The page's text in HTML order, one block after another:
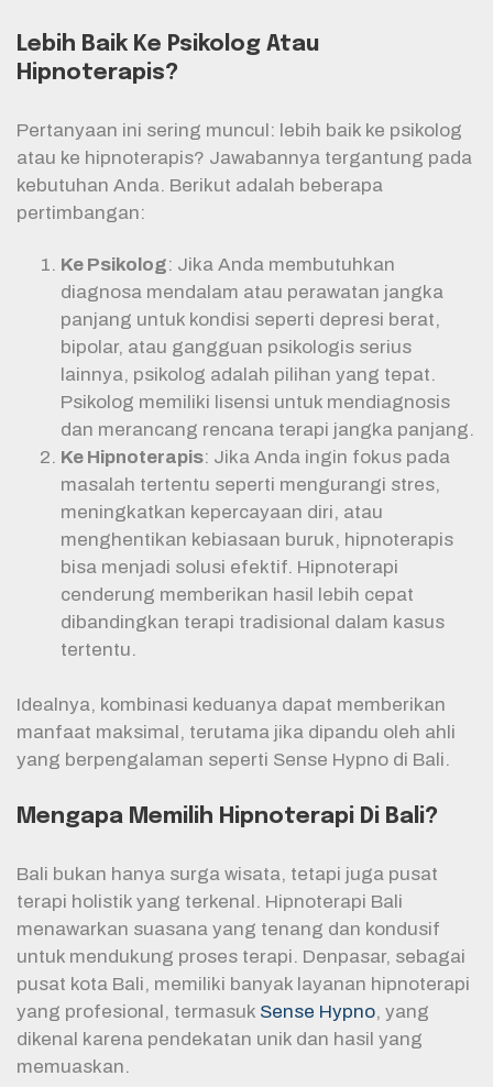
Lebih Baik Ke Psikolog Atau
Hipnoterapis?
Pertanyaan ini sering muncul: lebih baik ke psikolog
atau ke hipnoterapis? Jawabannya tergantung pada
kebutuhan Anda. Berikut adalah beberapa
pertimbangan:
Ke Psikolog: Jika Anda membutuhkan
diagnosa mendalam atau perawatan jangka
panjang untuk kondisi seperti depresi berat,
bipolar, atau gangguan psikologis serius
lainnya, psikolog adalah pilihan yang tepat.
Psikolog memiliki lisensi untuk mendiagnosis
dan merancang rencana terapi jangka panjang.
Ke Hipnoterapis: Jika Anda ingin fokus pada
masalah tertentu seperti mengurangi stres,
meningkatkan kepercayaan diri, atau
menghentikan kebiasaan buruk, hipnoterapis
bisa menjadi solusi efektif. Hipnoterapi
cenderung memberikan hasil lebih cepat
dibandingkan terapi tradisional dalam kasus
tertentu.
Idealnya, kombinasi keduanya dapat memberikan
manfaat maksimal, terutama jika dipandu oleh ahli
yang berpengalaman seperti Sense Hypno di Bali.
Mengapa Memilih Hipnoterapi Di Bali?
Bali bukan hanya surga wisata, tetapi juga pusat
terapi holistik yang terkenal. Hipnoterapi Bali
menawarkan suasana yang tenang dan kondusif
untuk mendukung proses terapi. Denpasar, sebagai
pusat kota Bali, memiliki banyak layanan hipnoterapi
yang profesional, termasuk Sense Hypno, yang
dikenal karena pendekatan unik dan hasil yang
memuaskan.